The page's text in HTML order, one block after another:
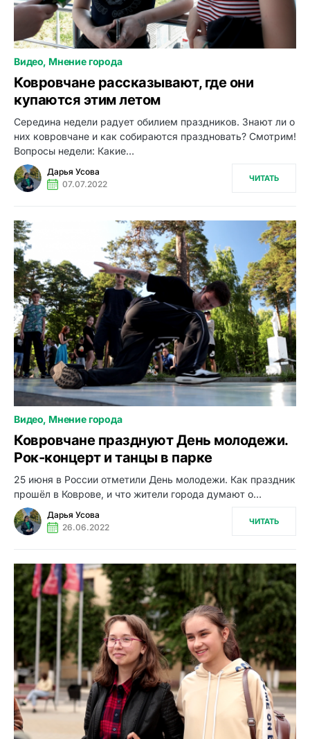
Видео Мнение города
Ковровчане рассказывают, где они
купаются этим летом
Середина недели радует обилием праздников. Знают ли о
них ковровчане и как собираются праздновать? Смотрим!
Вопросы недели: Какие…
Дарья Усова
07.07.2022
ЧИТАТЬ
Видео Мнение города
Ковровчане празднуют День молодежи.
Рок-концерт и танцы в парке
25 июня в России отметили День молодежи. Как праздник
прошёл в Коврове, и что жители города думают о…
Дарья Усова
26.06.2022
ЧИТАТЬ